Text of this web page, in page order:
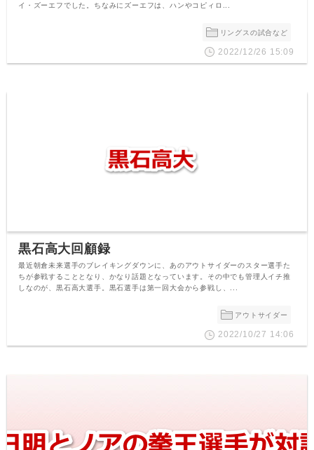
イ・ズーエフでした。ちなみにズーエフは、ハンやコピィロ...
リングスの試合など
2022/12/26 15:09
黒石高大回顧録
最近朝倉未来選手のブレイキングダウンに、あのアウトサイダーのスター選手た
ちが参戦することとなり、かなり話題となっています。その中でも管理人イチ推
しなのが、黒石高大選手。黒石選手は第一回大会から参戦し、...
アウトサイダー
2022/10/27 14:06